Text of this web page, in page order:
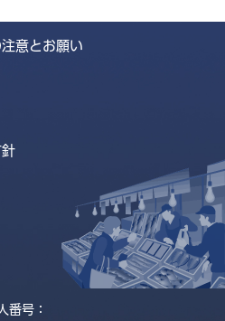
意とお願い
番号：